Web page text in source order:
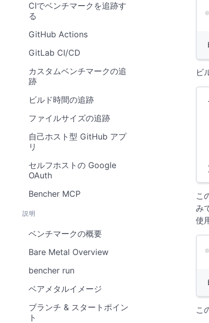
CIでベンチマークを追跡す
る
GitHub Actions
GitLab CI/CD
カスタムベンチマークの追
跡
ビルド時間の追跡
ファイルサイズの追跡
自己ホスト型 GitHub アプ
リ
セルフホストの Google
OAuth
Bencher MCP
説明
ベンチマークの概要
Bare Metal Overview
bencher run
ベアメタルイメージ
ブランチ & スタートポイン
ト
ビ
こ
み
使
こ